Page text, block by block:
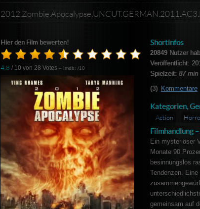
Hier den Film bewerten!
4.8 / 10 von28 Votes – Imdb: /10
Shortinfos
20849Nutzer
Veröffentlicht:
Spielzeit: 87 min
(3) Kommentare
Kategorien,
Action
Filmhandlung –
Ein mysteriöser
Monate 90
besinnungslos
Tendenzen. Eine
gemeinsam auf